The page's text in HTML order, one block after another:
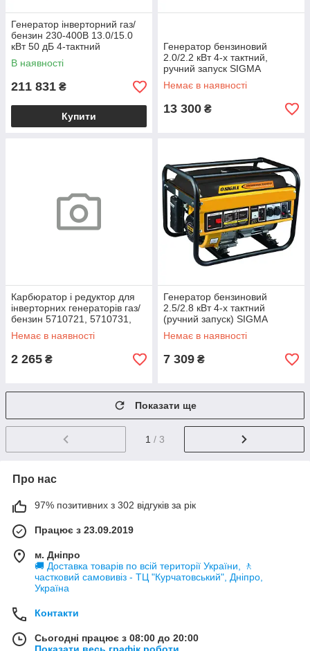
Генератор інверторний газ/
бензин 230-400В 13.0/15.0
кВт 50 дБ 4-тактний
електрозапуск TM SIGMA
В наявності
211 831 ₴
Купити
Генератор бензиновий
2.0/2.2 кВт 4-х тактний,
ручний запуск SIGMA
(5710201)
Немає в наявності
13 300 ₴
Карбюратор і редуктор для
інверторних генераторів газ/
бензин 5710721, 5710731,
5710741 (в зборі) SIGMA
(5714261)
Немає в наявності
2 265 ₴
Генератор бензиновий
2.5/2.8 кВт 4-х тактний
(ручний запуск) SIGMA
(5710221)
Немає в наявності
7 309 ₴
Показати ще
1 / 3
Про нас
97% позитивних з 302 відгуків за рік
Працює з 23.09.2019
м. Дніпро
🚚 Доставка товарів по всій території України, 🚶
частковий самовивіз - ТЦ "Курчатовський", Дніпро,
Україна
Контакти
Сьогодні працює з 08:00 до 20:00